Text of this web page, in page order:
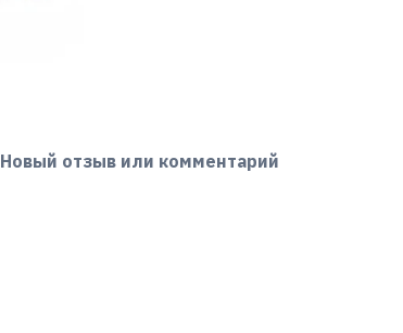
Новый отзыв или комментарий